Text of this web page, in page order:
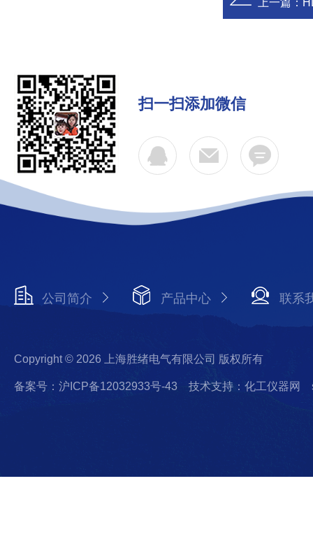
上一篇：
扫一扫添加微信
公司简介 产品中心 联系
Copyright © 2026 上海胜绪电气有限公司 版权所有
备案号：沪ICP备12032933号-43 技术支持：化工仪器网